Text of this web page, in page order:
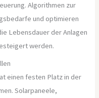
Algorithmen zur
und optimieren
Lebensdauer der Anlagen
werden.
einen festen Platz in der
Solarpaneele,